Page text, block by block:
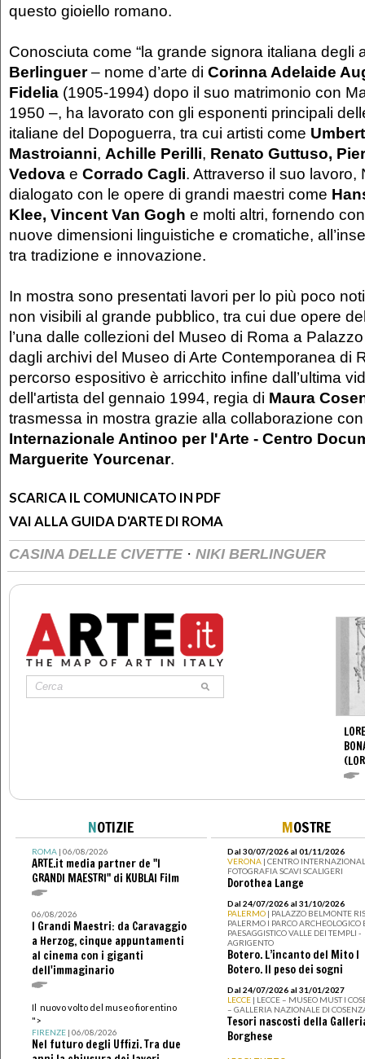
questo gioiello romano.
Conosciuta come “la grande signora italiana degli
Berlinguer– nome d’arte di Corinna Adelaide
Fidelia (1905-1994) dopo il suo matrimonio con
1950 –, ha lavorato con gli esponenti principali
italiane del Dopoguerra, tra cui artisti come
Mastroianni, Achille Perilli, Renato Guttuso,
Vedova e Corrado Cagli. Attraverso il suo lavoro,
dialogato con le opere di grandi maestri come
Klee, Vincent Van Gogh e molti altri, fornendo
nuove dimensioni linguistiche e cromatiche,
tra tradizione e innovazione.
In mostra sono presentati lavori per lo più poco
non visibili al grande pubblico, tra cui due opere
l’una dalle collezioni del Museo di Roma a
dagli archivi del Museo di Arte Contemporanea di
percorso espositivo è arricchito infine dall’ultima
dell'artista del gennaio 1994, regia di Maura
trasmessa in mostra grazie alla collaborazione
Internazionale Antinoo per l'Arte - Centro
Marguerite Yourcenar.
SCARICA IL COMUNICATO IN PDF
VAI ALLA GUIDA D'ARTE DI ROMA
CASINA DELLE CIVETTE · NIKI BERLINGUER
NOTIZIE
ROMA| 06/08/2026
ARTE.it media partner de "I
GRANDI MAESTRI" di KUBLAI Film
06/08/2026
I Grandi Maestri: da Caravaggio
a Herzog, cinque appuntamenti
al cinema con i giganti
dell'immaginario
Il nuovo volto del museo fiorentino
">
FIRENZE| 06/08/2026
Nel futuro degli Uffizi. Tra due
MOSTRE
Dal 30/07/2026 al 01/11/2026
VERONA | CENTRO
FOTOGRAFIA SCAVI SCALIGERI
Dorothea Lange
Dal 24/07/2026 al 31/10/2026
PALERMO | PALAZZO BELMONTE
PALERMO I PARCO ARCHEOLOGICO
PAESAGGISTICO VALLE DEI TEMPLI -
AGRIGENTO
Botero. L’incanto del Mito I
Botero. Il peso dei sogni
Dal 24/07/2026 al 31/01/2027
LECCE | LECCE – MUSEO MUST I
– GALLERIA NAZIONALE DI
Tesori nascosti della
Borghese